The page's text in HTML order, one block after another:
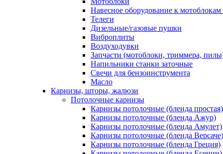
Навесное оборудование к мотоблокам
Телеги
Дизельные/газовые пушки
Виброплиты
Воздуходувки
Запчасти (мотоблоки, триммера,
Напильники станки заточные
Свечи для бензоинструмента
Масло
Карнизы, шторы, жалюзи
Потолочные карнизы
Карнизы потолочные (бленда простая)
Карнизы потолочные (бленда Ажур)
Карнизы потолочные (бленда Амулет)
Карнизы потолочные (бленда Версаче)
Карнизы потолочные (бленда Греция)